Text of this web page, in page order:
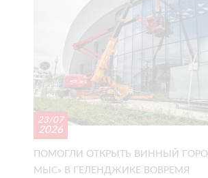
23/07
2026
ПОМОГЛИ ОТКРЫТЬ ВИННЫЙ
МЫС» В ГЕЛЕНДЖИКЕ ВОВРЕМЯ